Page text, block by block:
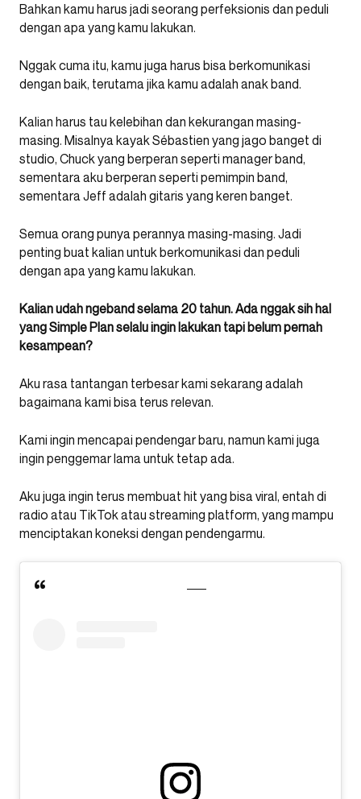
Bahkan kamu harus jadi seorang perfeksionis dan peduli
dengan apa yang kamu lakukan.
Nggak cuma itu, kamu juga harus bisa berkomunikasi
dengan baik, terutama jika kamu adalah anak band.
Kalian harus tau kelebihan dan kekurangan masing-
masing. Misalnya kayak Sébastien yang jago banget di
studio, Chuck yang berperan seperti manager band,
sementara aku berperan seperti pemimpin band,
sementara Jeff adalah gitaris yang keren banget.
Semua orang punya perannya masing-masing. Jadi
penting buat kalian untuk berkomunikasi dan peduli
dengan apa yang kamu lakukan.
Kalian udah ngeband selama 20 tahun. Ada nggak sih hal
yang Simple Plan selalu ingin lakukan tapi belum pernah
kesampean?
Aku rasa tantangan terbesar kami sekarang adalah
bagaimana kami bisa terus relevan.
Kami ingin mencapai pendengar baru, namun kami juga
ingin penggemar lama untuk tetap ada.
Aku juga ingin terus membuat hit yang bisa viral, entah di
radio atau TikTok atau streaming platform, yang mampu
menciptakan koneksi dengan pendengarmu.